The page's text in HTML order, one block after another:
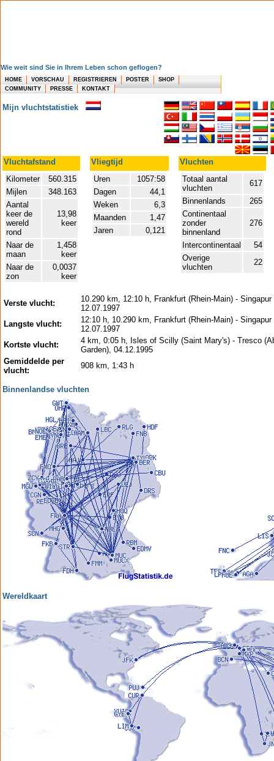
Wie weit sind Sie in Ihrem Leben schon geflogen?
HOME VORSCHAU REGISTRIEREN POSTER
SHOP
COMMUNITY
PRESSE KONTAKT
Mijn vluchtstatistiek
Vluchtafstand Vliegtijd
Vluchten
Kilometer
560.315
Mijlen
348.163
Aantal
keer de
wereld
rond
13,98
keer
Naar de
maan
1,458
keer
Naar de
zon
0,0037
keer
Uren
1057:58
Dagen
44,1
Weken
6,3
Maanden
1,47
Jaren
0,121
Totaal aantal
vluchten
617
Binnenlands
265
Continentaal
zonder
binnenland
276
Intercontinentaal
54
Overige
vluchten
22
Verste vlucht:
10.290 km, 12:10 h, Frankfurt (Rhein-Main) - Singapur
12.07.1997
Langste vlucht:
12:10 h, 10.290 km, Frankfurt (Rhein-Main) - Singapur
12.07.1997
Kortste vlucht:
4 km, 0:05 h, Isles of Scilly (Saint Mary's) - Tresco
Garden), 04.12.1995
Gemiddelde per
vlucht:
908 km, 1:43 h
Binnenlandse vluchten
Wereldkaart